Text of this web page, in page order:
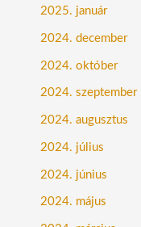
2025. január
2024. december
2024. október
2024. szeptember
2024. augusztus
2024. július
2024. június
2024. május